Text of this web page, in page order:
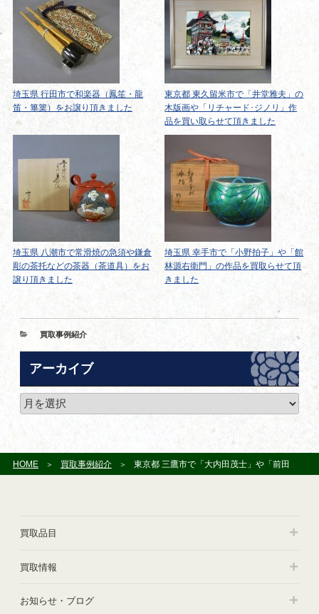
埼玉県 行田市で和楽器（鳳笙・龍
笛・篳篥）をお譲り頂きました
東京都 東久留米市で「井堂雅夫」の
木版画や「リチャード･ジノリ」作
品を買い取らせて頂きました
埼玉県 八潮市で常滑焼の急須や鎌倉
彫の茶托などの茶器（茶道具）をお
譲り頂きました
埼玉県 幸手市で「小野拍子」や「館
林源右衛門」の作品を買取らせて頂
きました
カ
リ
買取事例紹介
アーカイブ
ア
ー
ブ
HOME 買取事例紹介 東京都 三鷹市で「大内田茂士」や「前田真一」の作品をお譲り頂きました
買取品目
買取情報
お知らせ・ブログ